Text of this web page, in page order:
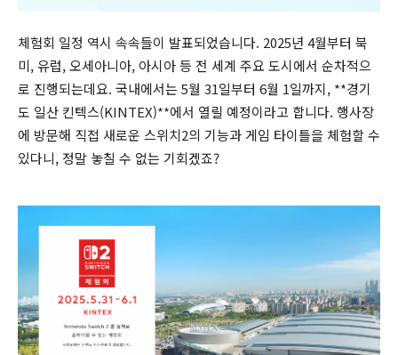
체험회 일정 역시 속속들이 발표되었습니다. 2025년 4월부터 북
미, 유럽, 오세아니아, 아시아 등 전 세계 주요 도시에서 순차적으
로 진행되는데요. 국내에서는 5월 31일부터 6월 1일까지, **경기
도 일산 킨텍스(KINTEX)**에서 열릴 예정이라고 합니다. 행사장
에 방문해 직접 새로운 스위치2의 기능과 게임 타이틀을 체험할 수
있다니, 정말 놓칠 수 없는 기회겠죠?